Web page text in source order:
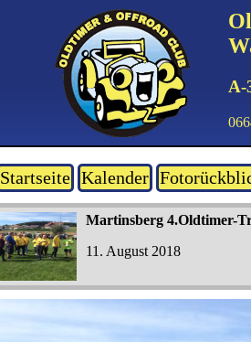
A-
Startseite Kalender
Martinsberg 4.Oldtimer-
11. August 2018